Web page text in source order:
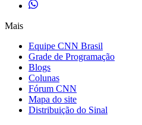
Mais
Equipe CNN Brasil
Grade de Programação
Blogs
Colunas
Fórum CNN
Mapa do site
Distribuição do Sinal